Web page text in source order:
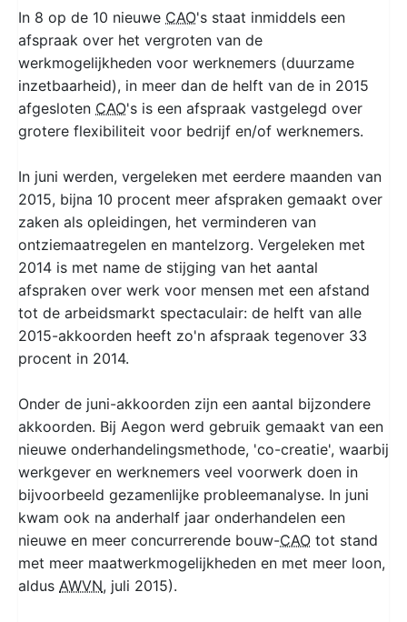
In 8 op de 10 nieuwe CAO's staat inmiddels een
afspraak over het vergroten van de
werkmogelijkheden voor werknemers (duurzame
inzetbaarheid), in meer dan de helft van de in 2015
afgesloten CAO's is een afspraak vastgelegd over
grotere flexibiliteit voor bedrijf en/of werknemers.
In juni werden, vergeleken met eerdere maanden van
2015, bijna 10 procent meer afspraken gemaakt over
zaken als opleidingen, het verminderen van
ontziemaatregelen en mantelzorg. Vergeleken met
2014 is met name de stijging van het aantal
afspraken over werk voor mensen met een afstand
tot de arbeidsmarkt spectaculair: de helft van alle
2015-akkoorden heeft zo'n afspraak tegenover 33
procent in 2014.
Onder de juni-akkoorden zijn een aantal bijzondere
akkoorden. Bij Aegon werd gebruik gemaakt van een
nieuwe onderhandelingsmethode, 'co-creatie', waarbij
werkgever en werknemers veel voorwerk doen in
bijvoorbeeld gezamenlijke probleemanalyse. In juni
kwam ook na anderhalf jaar onderhandelen een
nieuwe en meer concurrerende bouw-CAO tot stand
met meer maatwerkmogelijkheden en met meer loon,
aldus AWVN, juli 2015).